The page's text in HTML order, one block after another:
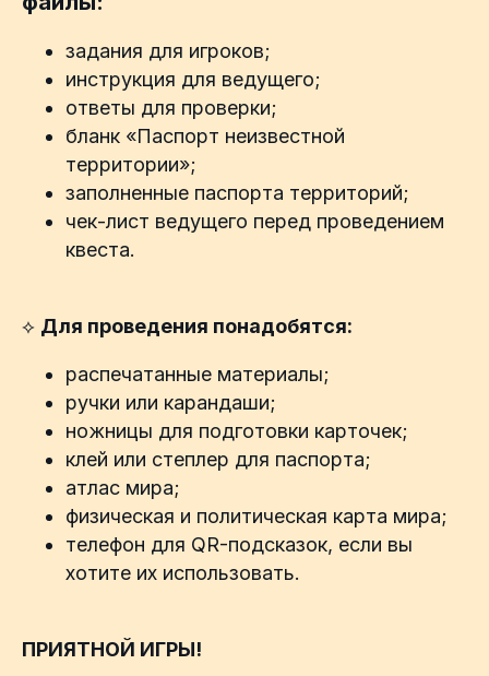
задания для игроков;
инструкция для ведущего;
ответы для проверки;
бланк «Паспорт неизвестной
территории»;
заполненные паспорта территорий;
чек-лист ведущего перед проведением
квеста.
⟡ Для проведения понадобятся:
распечатанные материалы;
ручки или карандаши;
ножницы для подготовки карточек;
клей или степлер для паспорта;
атлас мира;
физическая и политическая карта мира;
телефон для QR-подсказок, если вы
хотите их использовать.
ПРИЯТНОЙ ИГРЫ!